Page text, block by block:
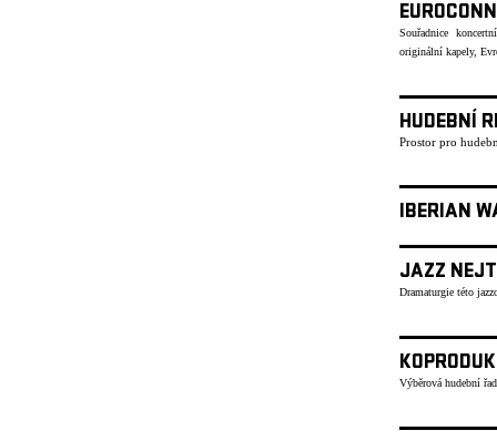
Souřadnice
originální kapely,
HUDEBNÍ
Prostor pro
IBERIAN
JAZZ
Dramaturgie této
Výběrová hudební